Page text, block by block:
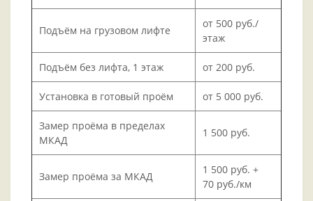
Подъём на грузовом лифте
от 500 руб./
этаж
Подъём без лифта, 1 этаж от 200 руб.
Установка в готовый проём от 5 000 руб.
Замер проёма в пределах
МКАД
1 500 руб.
Замер проёма за МКАД
1 500 руб. +
70 руб./км